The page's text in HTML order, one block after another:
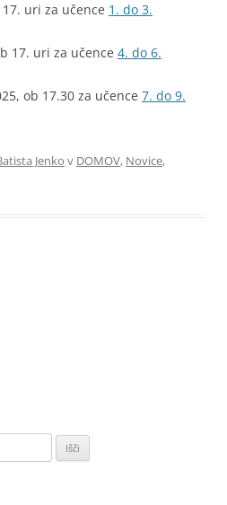
uri za učence 1. do 3.
17. uri za učence 4. do 6.
ob 17.30 za učence 7. do 9.
Jenko v DOMOV, Novice,